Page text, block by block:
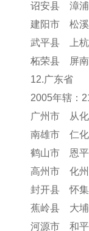
诏安县 漳
建阳市 松
武平县 上
柘荣县 屏
12.广东省
2005年辖：
广州市 从
南雄市 仁
鹤山市 恩
高州市 化
封开县 怀
蕉岭县 大
河源市 和